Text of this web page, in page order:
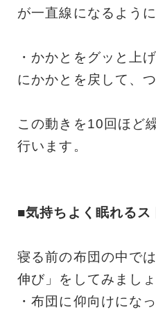
が一直線になるように
・かかとをグッと上
にかかとを戻して、
この動きを10回ほど
行います。
■気持ちよく眠れるス
寝る前の布団の中で
伸び」をしてみまし
・布団に仰向けにな